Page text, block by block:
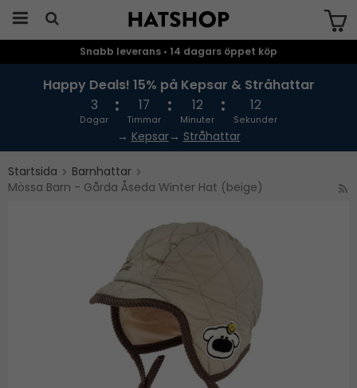
Snabb leverans • 14 dagars öppet köp
Happy Deals! 15% på Kepsar & Stråhattar
3
Dagar
17
Timmar
12
Minuter
11
Sekunder
→ Kepsar→ Stråhattar
Startsida
Barnhattar
Mössa Barn - Gårda Åseda Winter Hat (beige)